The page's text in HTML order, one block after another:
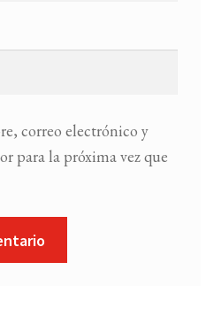
correo electrónico y
para la próxima vez que